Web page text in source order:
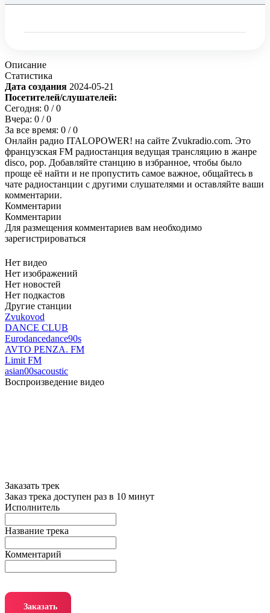
Описание
Статистика
Дата создания 2024-05-21
Посетителей/слушателей:
Сегодня: 0 / 0
Вчера: 0 / 0
За все время: 0 / 0
Онлайн радио ITALOPOWER! на сайте Zvukradio.com. Это
французская FM радиостанция ведущая трансляцию в жанре
disco, pop. Добавляйте станцию в избранное, чтобы было
проще её найти и не пропустить самое важное, общайтесь в
чате радиостанции с другими слушателями и оставляйте ваши
комментарии.
Комментарии
Комментарии
Для размещения комментариев вам необходимо
зарегистрироваться
Нет видео
Нет изображений
Нет новостей
Нет подкастов
Другие станции
Zvukovod
DANCE CLUB
Eurodancedance90s
AVTO PENZA. FM
Limit FM
asian00sacoustic
Воспроизведение видео
Заказать трек
Заказ трека доступен раз в 10 минут
Исполнитель
Название трека
Комментарий
Заказать